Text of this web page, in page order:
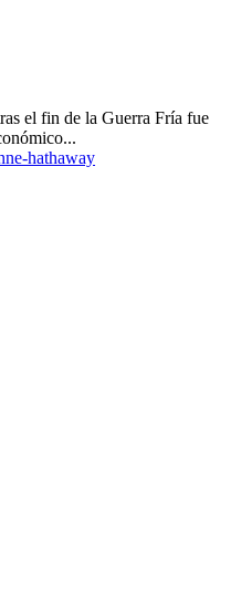
el fin de la Guerra Fría fue